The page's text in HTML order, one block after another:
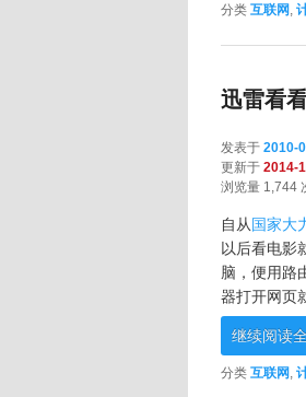
分类 互联网,
迅雷看
发表于 2010-
更新于 2014-
浏览量 1,744
自从国家大
以后看电影
脑，便用路
器打开网页
继续阅读
分类 互联网 ,